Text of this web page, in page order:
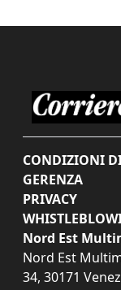
CONDIZIONI
GERENZA
PRIVACY
Nord Est
Nord Est
34, 30171